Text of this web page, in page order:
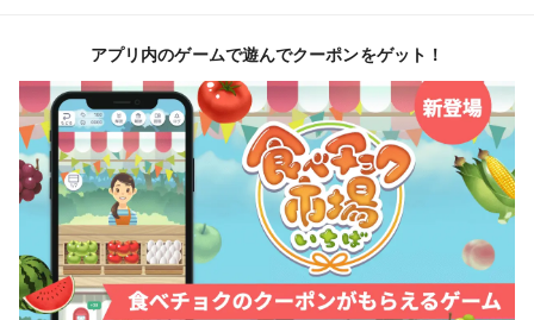
アプリ内のゲームで遊んでクーポンをゲット！